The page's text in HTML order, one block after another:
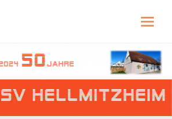
– fränkisches Dorf am Rande
to
content